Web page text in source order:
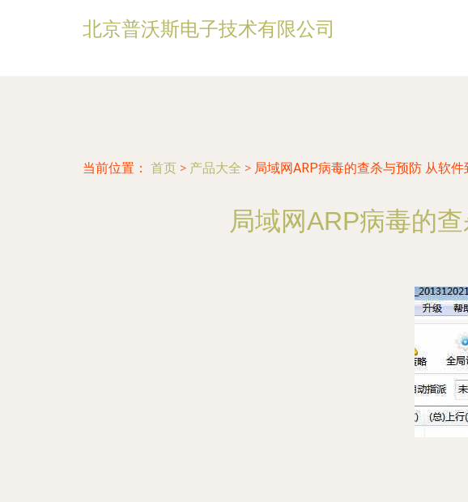
北京普沃斯电子技术有限公司
当前位置： 首页 > 产品大全 > 局域网ARP病毒的查杀与预防 从软
局域网ARP病毒的